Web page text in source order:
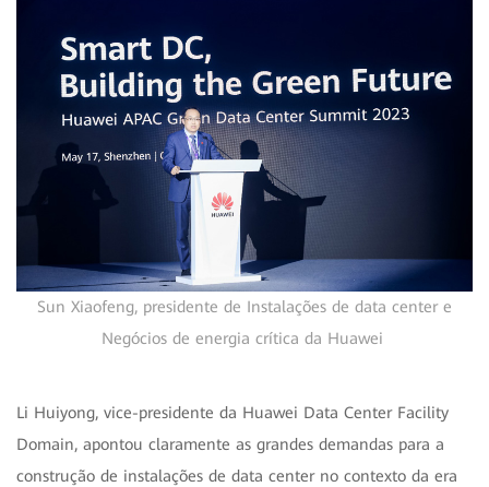
Sun Xiaofeng, presidente de Instalações de data center e
Negócios de energia crítica da Huawei
Li Huiyong, vice-presidente da Huawei Data Center Facility
Domain, apontou claramente as grandes demandas para a
construção de instalações de data center no contexto da era